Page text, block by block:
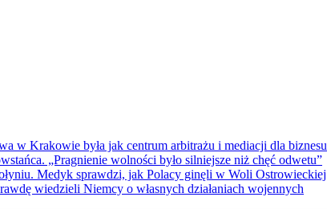
w Krakowie była jak centrum arbitrażu i mediacji dla biznesu
„Pragnienie wolności było silniejsze niż chęć odwetu”
Medyk sprawdzi, jak Polacy ginęli w Woli Ostrowieckiej
wiedzieli Niemcy o własnych działaniach wojennych